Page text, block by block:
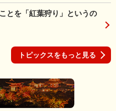
とを「紅葉狩り」というの
トピックスをもっと見る